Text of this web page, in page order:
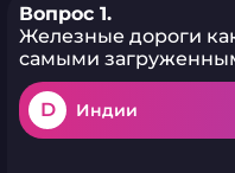
Вопрос 1.
Железные дороги
самыми
D Индии